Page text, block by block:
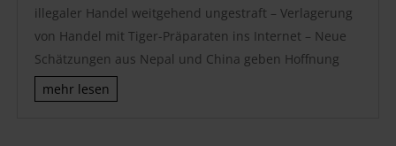
illegaler Handel weitgehend ungestraft – Verlagerung
von Handel mit Tiger-Präparaten ins Internet – Neue
Schätzungen aus Nepal und China geben Hoffnung
mehr lesen